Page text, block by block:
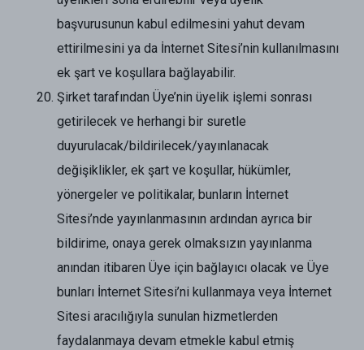
başvurusunun kabul edilmesini yahut devam
ettirilmesini ya da İnternet Sitesi’nin kullanılmasını
ek şart ve koşullara bağlayabilir.
Şirket tarafından Üye’nin üyelik işlemi sonrası
getirilecek ve herhangi bir suretle
duyurulacak/bildirilecek/yayınlanacak
değişiklikler, ek şart ve koşullar, hükümler,
yönergeler ve politikalar, bunların İnternet
Sitesi’nde yayınlanmasının ardından ayrıca bir
bildirime, onaya gerek olmaksızın yayınlanma
anından itibaren Üye için bağlayıcı olacak ve Üye
bunları İnternet Sitesi’ni kullanmaya veya İnternet
Sitesi aracılığıyla sunulan hizmetlerden
faydalanmaya devam etmekle kabul etmiş